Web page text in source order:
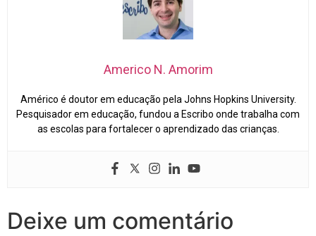
Americo N. Amorim
Américo é doutor em educação pela Johns Hopkins University.
Pesquisador em educação, fundou a Escribo onde trabalha com
as escolas para fortalecer o aprendizado das crianças.
Deixe um comentário